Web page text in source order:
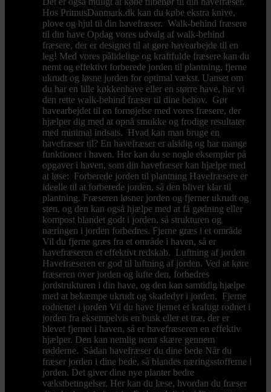
Hos PrimusDanmark.dk kan du købe ekstra knive,
plove og hjul til din havefræser. Walk-behind fræsere
til din have Opdag vores udvalg af walk-behind
fræsere, der er designet til at gøre havearbejde til en
leg! Med vores pålidelige og kraftfulde fræsere kan du
nemt og effektivt forberede jorden til plantning, fjerne
ukrudt og løsne jorden for optimal vækst. Uanset om
du har en lille køkkenhave eller en større have, har vi
den rette walk-behind fræser til dine behov. Gør
havearbejdet til en fornøjelse med vores fræsere, der
hjælper dig med at opnå smukke og frodige resultater
med minimal indsats. Hvad kan man bruge en
havefræser til? En havefræser er alsidig og har mange
funktioner i haven. Her kan du se nogle eksempler på
opgaver i haven, som din havefræser kan hjælpe med
at løse: Forberede jorden til plantning Havefræsere er
ideelle til at forberede jorden, så den bliver klar til
plantning. Fræseren løsner jorden og fjerner ukrudt og
sten, og den kan også hjælpe med at få gødning eller
kompost blandet godt i jorden, så strukturen og
næringen i jorden forbedres. Fjerne græs i et område
Vil du fjerne græs fra et område i haven, så er
havefræseren et effektivt redskab. Luftning af jorden
Havefræseren er god til luftning af jorden. Ved at køre
fræseren over jorden og lufte den, forbedres
jordstrukturen i din have, og den kan samtidig hjælpe
med at bekæmpe ukrudt og skadedyr i jorden. Fjerne
rodnettet i jorden Vil du have fjernet et kraftigt rodnet i
jorden fra eksempelvis en busk eller et træ, der er
blevet fjernet i haven, så er havefræseren en effektiv
hjælper. Den kan nemlig nemt skære gennem
rødderne. Sådan havefræser du dine bede Når du
fræser jorden i dine bede, så blandes næringsstofferne i
jorden. Det giver dine nye planter bedre
vækstbetingelser. Her kan du læse, hvordan du fræser